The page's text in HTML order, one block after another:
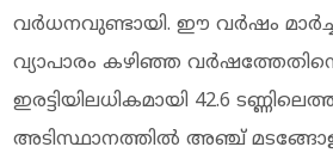
വർധനവുണ്ടായി. ഈ വർഷം
വ്യാപാരം കഴിഞ്ഞ
ഇരട്ടിയിലധികമായി 42.6
അടിസ്ഥാനത്തിൽ അഞ്ച്